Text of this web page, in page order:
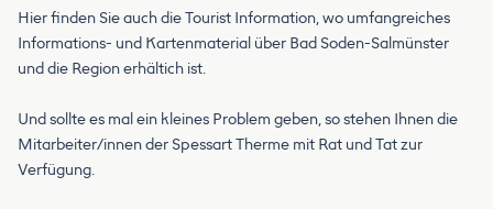
Hier finden Sie auch die Tourist Information, wo umfangreiches
Informations- und Kartenmaterial über Bad Soden-Salmünster
und die Region erhältich ist.
Und sollte es mal ein kleines Problem geben, so stehen Ihnen die
Mitarbeiter/innen der Spessart Therme mit Rat und Tat zur
Verfügung.